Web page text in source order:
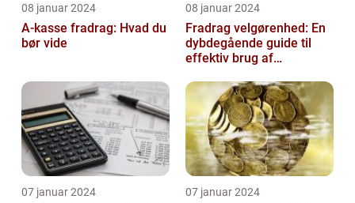
08 januar 2024
A-kasse fradrag: Hvad du
bør vide
08 januar 2024
Fradrag velgørenhed: En
dybdegående guide til
effektiv brug af
07 januar 2024 07 januar 2024